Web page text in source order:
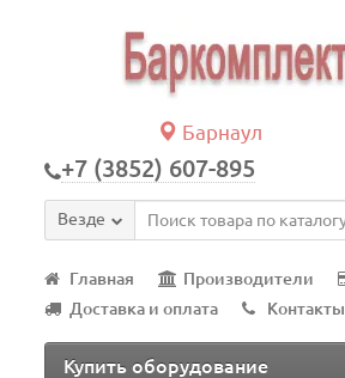
Барнаул
+7 (3852) 607-895
Везде
Главная Производители
Доставка и оплата
Контакты
Купить оборудование